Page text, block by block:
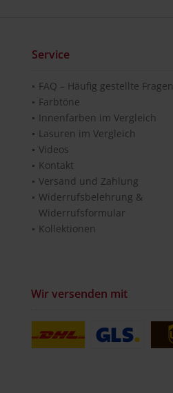
Service
FAQ – Häufig gestellte Fragen
Farbtöne
Innenfarben im Vergleich
Lasuren im Vergleich
Videos
Kontakt
Versand und Zahlung
Widerrufsbelehrung &
Widerrufsformular
Kollektionen
Wir versenden mit